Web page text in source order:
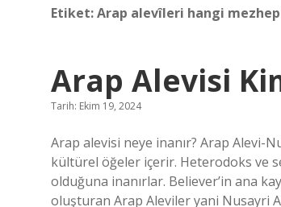
Etiket:Arap alevîleri hangi
Arap Alevisi
Tarih: Ekim 19, 2024
Arap alevisi neye inanır? Arap Alevi-
kültürel öğeler içerir. Heterodoks ve
olduğuna inanırlar. Believer’in ana
oluşturan Arap Aleviler yani Nusayri